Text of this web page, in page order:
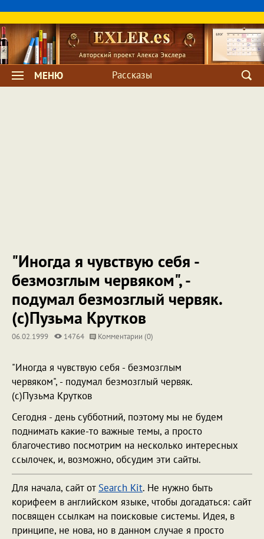
МЕНЮ Рассказы
"Иногда я чувствую себя -
безмозглым червяком", -
подумал безмозглый червяк.
(с)Пузьма Крутков
06.02.1999 14764 Комментарии (0)
"Иногда я чувствую себя - безмозглым
червяком", - подумал безмозглый червяк.
(с)Пузьма Крутков
Сегодня - день субботний, поэтому мы не будем
поднимать какие-то важные темы, а просто
благочестиво посмотрим на несколько интересных
ссылочек, и, возможно, обсудим эти сайты.
Для начала, сайт от Search Kit. Не нужно быть
корифеем в английском языке, чтобы догадаться: сайт
посвящен ссылкам на поисковые системы. Идея, в
принципе, не нова, но в данном случае я просто